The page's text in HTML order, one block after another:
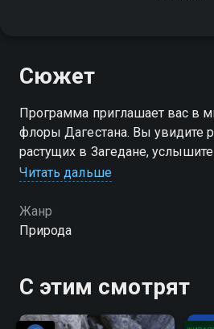
Сюжет
Программа приглашает вас в
флоры Дагестана. Вы увидите
растущих в Загедане,
видах растений и узнаете о
Читать дальше
Жанр
Природа
С этим смотрят